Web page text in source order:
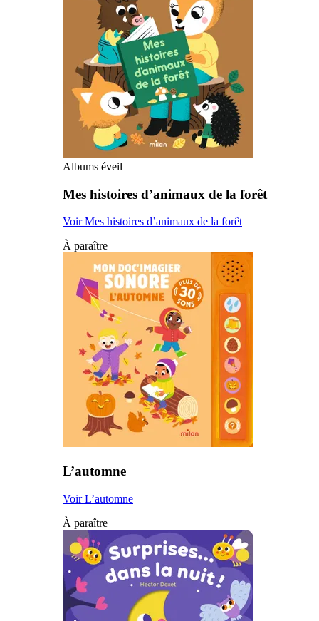
Albums éveil
Mes histoires d’animaux de la forêt
Voir Mes histoires d’animaux de la forêt
À paraître
L’automne
Voir L’automne
À paraître